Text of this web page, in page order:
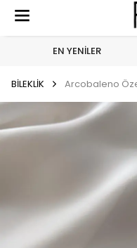
EN YENİLER
BİLEKLİK Arcobaleno